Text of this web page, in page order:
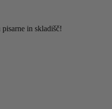
in skladišč!